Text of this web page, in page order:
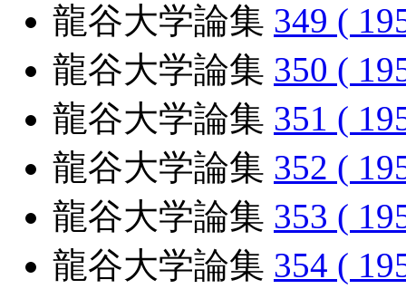
龍谷大学論集 349 (
龍谷大学論集 350 (
龍谷大学論集 351 (
龍谷大学論集 352 (
龍谷大学論集 353 (
龍谷大学論集 354 (